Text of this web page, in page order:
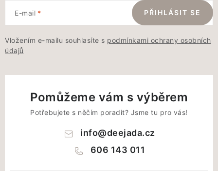
E-mail
Vložením e-mailu souhlasíte s podmínkami ochrany osobních
údajů
PŘIHLÁSIT SE
Pomůžeme vám s výběrem
Potřebujete s něčím poradit? Jsme tu pro vás!
info@deejada.cz
606 143 011